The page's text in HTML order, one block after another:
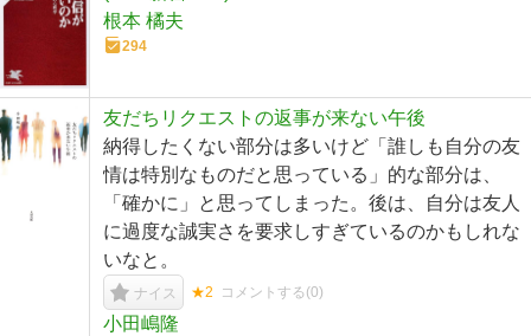
根本 橘夫
294
友だちリクエストの返事が来ない午後
納得したくない部分は多いけど「誰しも自分の友
情は特別なものだと思っている」的な部分は、
「確かに」と思ってしまった。後は、自分は友人
に過度な誠実さを要求しすぎているのかもしれな
いなと。
ナイス ★2 コメントする(0)
小田嶋隆